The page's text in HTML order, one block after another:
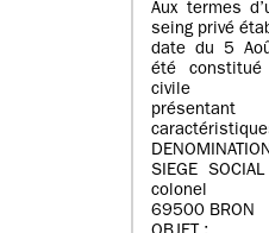
Aux termes
seing privé
date du 5
été
civile
SIEGE
colonel
69500 BRON